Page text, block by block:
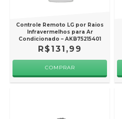
Controle Remoto LG por Raios
Infravermelhos para Ar
Condicionado – AKB75215401
R$131,99